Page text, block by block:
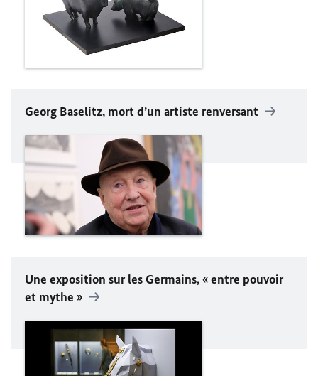
Georg Baselitz, mort d’un artiste renversant
Une exposition sur les Germains, « entre pouvoir
et mythe »